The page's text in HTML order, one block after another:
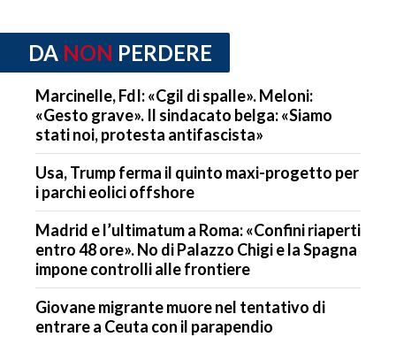
DA NON PERDERE
Marcinelle, FdI: «Cgil di spalle». Meloni:
«Gesto grave». Il sindacato belga: «Siamo
stati noi, protesta antifascista»
Usa, Trump ferma il quinto maxi-progetto per
i parchi eolici offshore
Madrid e l’ultimatum a Roma: «Confini riaperti
entro 48 ore». No di Palazzo Chigi e la Spagna
impone controlli alle frontiere
Giovane migrante muore nel tentativo di
entrare a Ceuta con il parapendio